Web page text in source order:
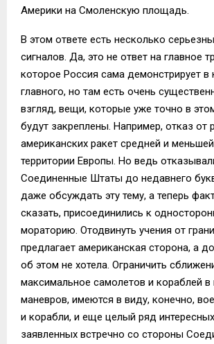
Америки на Смоленскую площадь.
В этом ответе есть несколько
сигналов. Да, это не ответ на главное
которое Россия сама демонстрирует в
главного, но там есть очень
взгляд, вещи, которые уже точно в
будут закреплены. Например, отказ от
американских ракет средней и
территории Европы. Но ведь
Соединенные Штаты до недавнего
даже обсуждать эту тему, а теперь
сказать, присоединились к
мораторию. Отодвинуть учения от
предлагает американская сторона, а
об этом не хотела. Ограничить
максимальное самолетов и кораблей в
маневров, имеются в виду, конечно,
и корабли, и еще целый ряд
заявленных встречно со стороны